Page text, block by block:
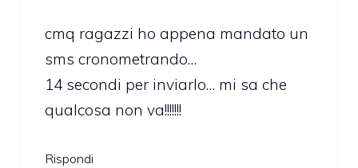
cmq ragazzi ho appena mandato un
sms cronometrando…
14 secondi per inviarlo… mi sa che
qualcosa non va!!!!!!!
Rispondi